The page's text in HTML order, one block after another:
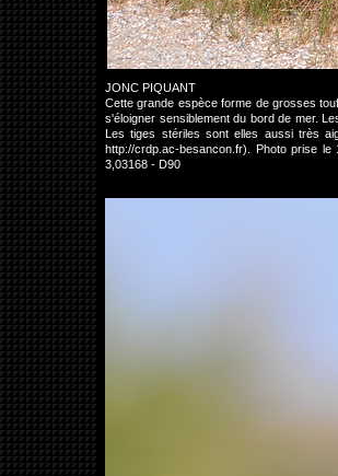
JONC PIQUANT
Cette grande espèce forme de grosses
s'éloigner sensiblement du bord de mer.
Les tiges stériles sont elles aussi très
http://crdp.ac-besancon.fr). Photo prise
3,03168 - D90